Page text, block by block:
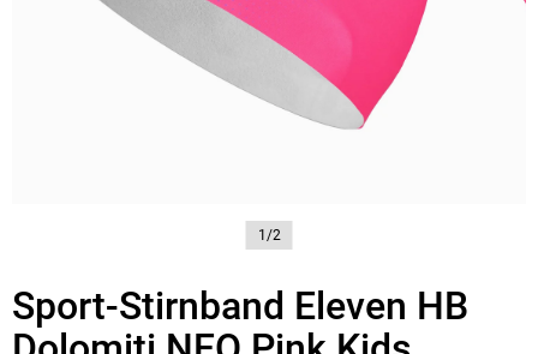
1/2
Sport-Stirnband Eleven HB